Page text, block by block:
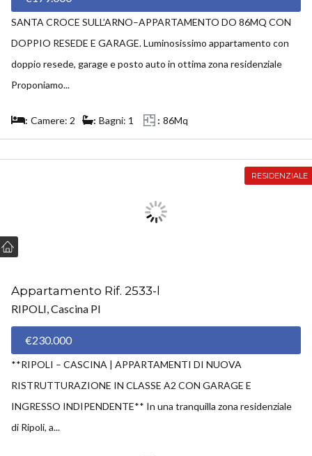
SANTA CROCE SULL’ARNO–APPARTAMENTO DO 86MQ CON
DOPPIO RESEDE E GARAGE. Luminosissimo appartamento con
doppio resede, garage e posto auto in ottima zona residenziale
Proponiamo...
Camere: 2 Bagni: 1 86Mq
RESIDENZIALE
Appartamento Rif. 2533-l
RIPOLI, Cascina PI
€230.000
**RIPOLI – CASCINA | APPARTAMENTI DI NUOVA
RISTRUTTURAZIONE IN CLASSE A2 CON GARAGE E
INGRESSO INDIPENDENTE** In una tranquilla zona residenziale
di Ripoli, a...